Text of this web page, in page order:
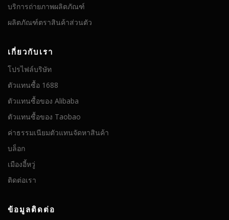
บริการถ่ายภาพผลิตภัณฑ์
ผลิตภัณฑ์ตราสินค้าส่วนตัว
เกี่ยวกับเรา
โปรไฟล์บริษัท
ตัวแทนซื้อ 1688
ตัวแทนซื้อของ Alibaba
ตัวแทนซื้อของ Taobao
ค่าธรรมเนียมตัวแทนจัดหาสินค้า
บล็อก
เมืองอี้หวู่
ติดต่อเรา
ข้อมูลติดต่อ